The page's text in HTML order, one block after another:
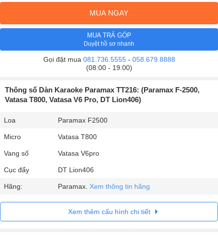
MUA NGAY
MUA TRẢ GÓP
Duyệt hồ sơ nhanh
Gọi đặt mua 081.736.5555- 058.679.8888
(08:00 - 19:00)
Thông số Dàn Karaoke Paramax TT216: (Paramax F-2500,
Vatasa T800, Vatasa V6 Pro, DT Lion406)
Loa Paramax F2500
Micro Vatasa T800
Vang số Vatasa V6pro
Cục đẩy DT Lion406
Hãng: Paramax. Xem thông tin hãng
Xem thêm cấu hình chi tiết